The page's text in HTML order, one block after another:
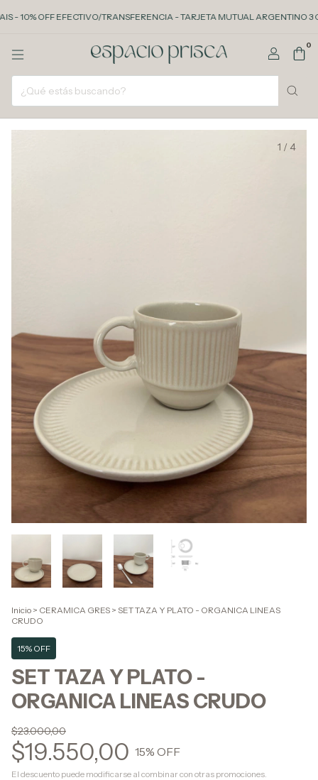
10% OFF EFECTIVO/TRANSFERENCIA - TARJETA MUTUAL ARGENTINO 3
0
1 / 4
Inicio > CERAMICA GRES > SET TAZA Y PLATO - ORGANICA LINEAS
CRUDO
15% OFF
SET TAZA Y PLATO -
ORGANICA LINEAS CRUDO
$23.000,00
$19.550,00 15% OFF
El descuento puede modificarse al combinar con otras promociones.